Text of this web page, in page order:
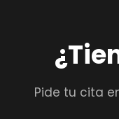
Pide tu cita